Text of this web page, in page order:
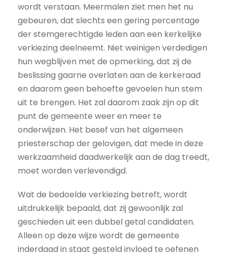
wordt verstaan. Meermalen ziet men het nu
gebeuren, dat slechts een gering percentage
der stemgerechtigde leden aan een kerkelijke
verkiezing deelneemt. Niet weinigen verdedigen
hun wegblijven met de opmerking, dat zij de
beslissing gaarne overlaten aan de kerkeraad
en daarom geen behoefte gevoelen hun stem
uit te brengen. Het zal daarom zaak zijn op dit
punt de gemeente weer en meer te
onderwijzen. Het besef van het algemeen
priesterschap der gelovigen, dat mede in deze
werkzaamheid daadwerkelijk aan de dag treedt,
moet worden verlevendigd.
Wat de bedoelde verkiezing betreft, wordt
uitdrukkelijk bepaald, dat zij gewoonlijk zal
geschieden uit een dubbel getal candidaten.
Alleen op deze wijze wordt de gemeente
inderdaad in staat gesteld invloed te oefenen